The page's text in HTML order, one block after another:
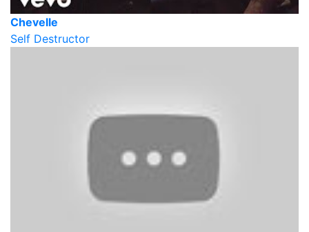
Chevelle
Self Destructor